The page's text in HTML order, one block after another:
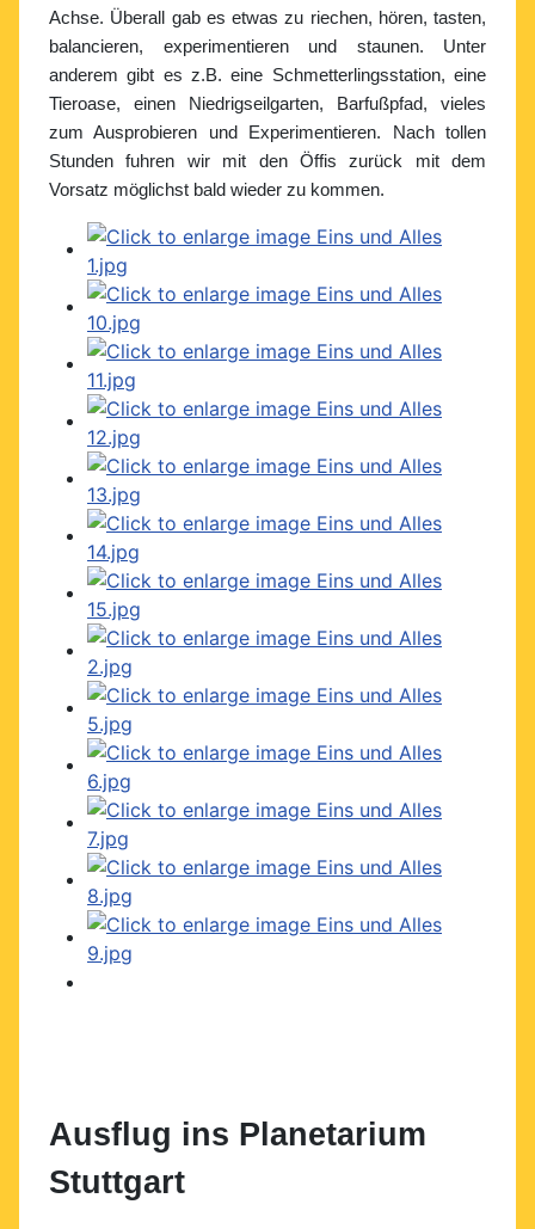
Achse. Überall gab es etwas zu riechen, hören, tasten,
balancieren, experimentieren und staunen. Unter
anderem gibt es z.B. eine Schmetterlingsstation, eine
Tieroase, einen Niedrigseilgarten, Barfußpfad, vieles
zum Ausprobieren und Experimentieren. Nach tollen
Stunden fuhren wir mit den Öffis zurück mit dem
Vorsatz möglichst bald wieder zu kommen.
Ausflug ins Planetarium
Stuttgart